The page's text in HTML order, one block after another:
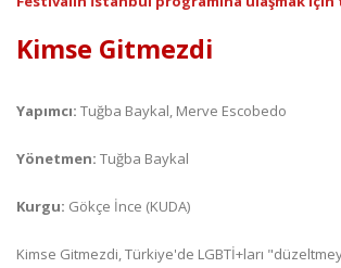
Kimse Gitmezdi
Yapımcı: Tuğba Baykal, Merve Escobedo
Yönetmen: Tuğba Baykal
Kurgu: Gökçe İnce (KUDA)
Kimse Gitmezdi, Türkiye'de LGBTİ+ları